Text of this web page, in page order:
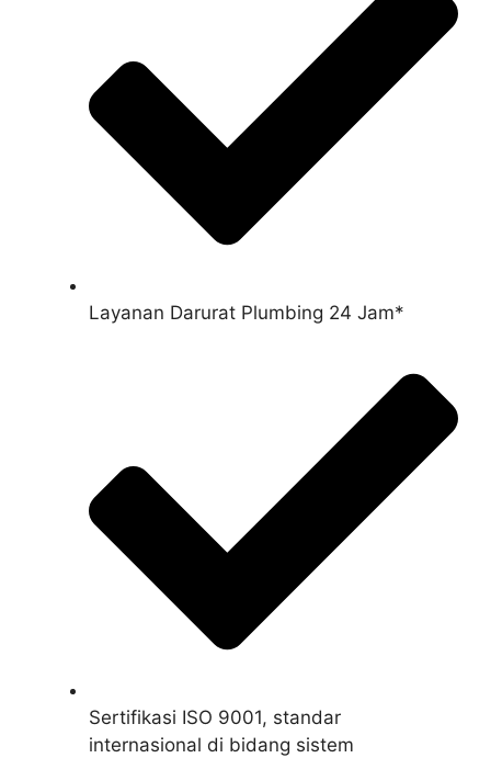
Layanan Darurat Plumbing 24 Jam*
Sertifikasi ISO 9001, standar
internasional di bidang sistem